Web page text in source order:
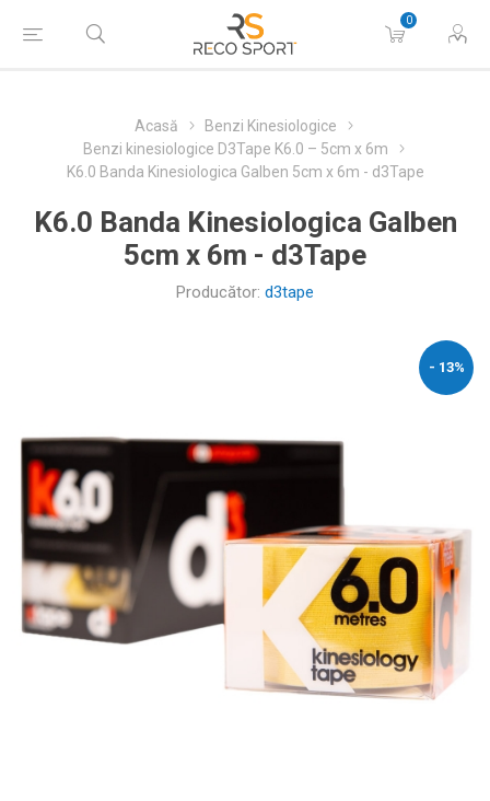
0
Acasă
Benzi Kinesiologice
Benzi kinesiologice D3Tape K6.0 – 5cm x 6m
K6.0 Banda Kinesiologica Galben 5cm x 6m - d3Tape
K6.0 Banda Kinesiologica Galben
5cm x 6m - d3Tape
Producător: d3tape
- 13%